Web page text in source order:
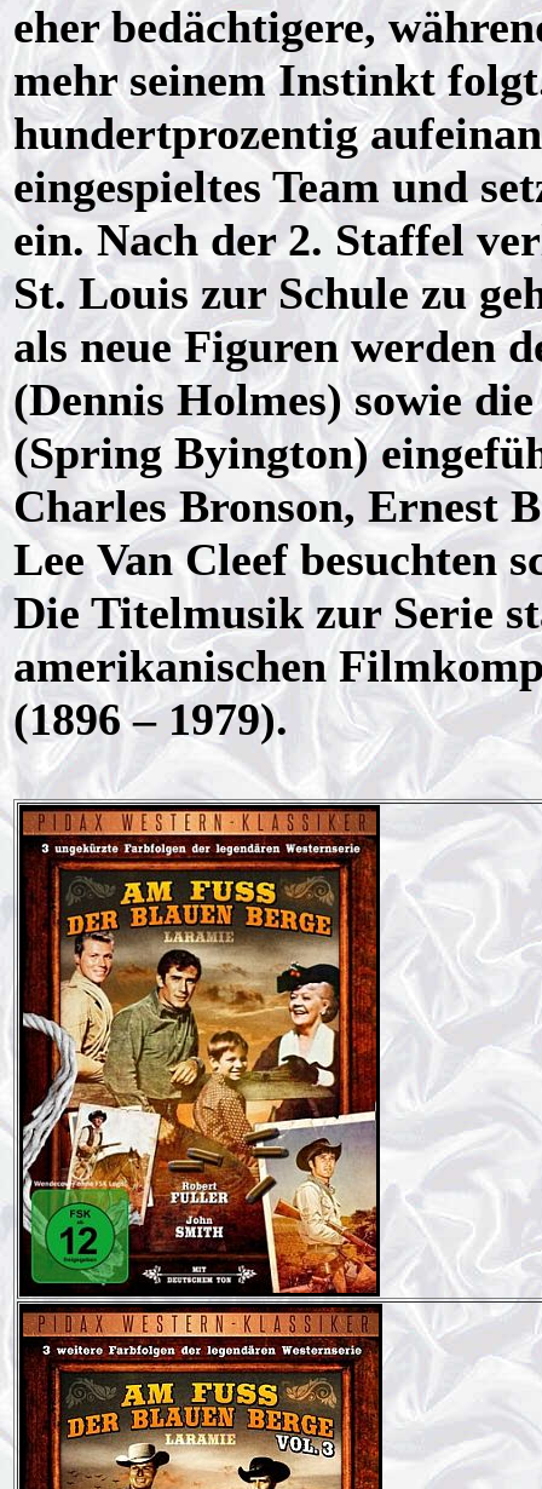
eher bedächtigere,
mehr seinem Instinkt
hundertprozentig
eingespieltes Team und
ein. Nach der 2. Staffel
St. Louis zur Schule zu
als neue Figuren werden
(Dennis Holmes) sowie
(Spring Byington)
Charles Bronson, Ernest
Lee Van Cleef besuchten
Die Titelmusik zur Serie
amerikanischen
(1896 – 1979).